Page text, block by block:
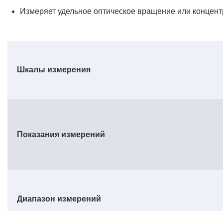
Измеряет удельное оптическое вращение или
Шкалы измерения
Показания измерений
Диапазон измерений